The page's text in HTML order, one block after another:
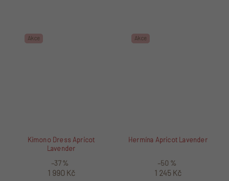
Akce
Kimono Dress Apricot
Lavender
–37 %
1 990 Kč
Akce
Hermína Apricot Lavender
–50 %
1 245 Kč